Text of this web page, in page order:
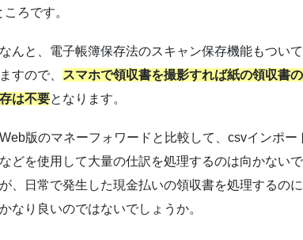
ろです。
なんと、電子帳簿保存法のスキャン保存機能もつい
ますので、
スマホで領収書を撮影すれば紙の領収書
存は不要となります。
Web版のマネーフォワードと比較して、csvインポー
などを使用して大量の仕訳を処理するのは向かない
が、日常で発生した現金払いの領収書を処理するの
かなり良いのではないでしょうか。